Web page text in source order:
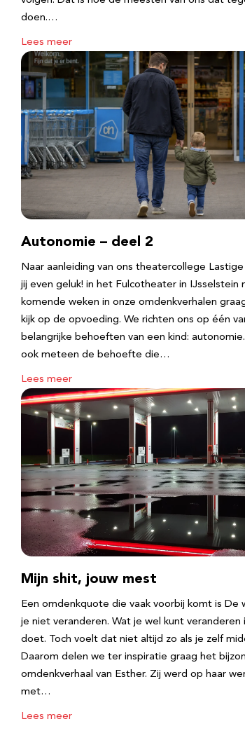
doen.…
Lees meer
Autonomie – deel 2
Naar aanleiding van ons theatercollege
jij even geluk! in het Fulcotheater in IJsselstein
komende weken in onze omdenkverhalen
kijk op de opvoeding. We richten ons op één
belangrijke behoeften van een kind:
ook meteen de behoefte die…
Lees meer
Mijn shit, jouw mest
Een omdenkquote die vaak voorbij komt is De
je niet veranderen. Wat je wel kunt veranderen
doet. Toch voelt dat niet altijd zo als je zelf
Daarom delen we ter inspiratie graag het
omdenkverhaal van Esther. Zij werd op haar
met…
Lees meer